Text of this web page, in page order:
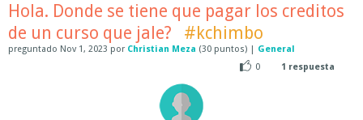
Hola. Donde se tiene que pagar los creditos
de un curso que jale?
#kchimbo
preguntado Nov 1, 2023 por Christian Meza (30 puntos) | General
0
1 respuesta